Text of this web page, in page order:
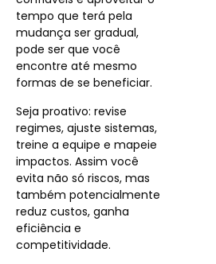
tempo que terá pela
mudança ser gradual,
pode ser que você
encontre até mesmo
formas de se beneficiar.
Seja proativo: revise
regimes, ajuste sistemas,
treine a equipe e mapeie
impactos. Assim você
evita não só riscos, mas
também potencialmente
reduz custos, ganha
eficiência e
competitividade.